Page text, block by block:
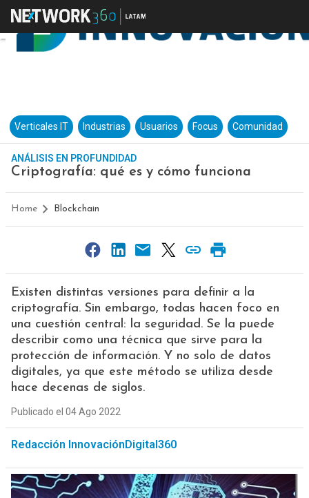
Verticales IT Industrias Usuarios Focus Comunidad
ANÁLISIS EN PROFUNDIDAD
Criptografía: qué es y cómo funciona
Home Blockchain
Existen distintas versiones para definir a la
criptografía. Sin embargo, todas hacen foco en
una cuestión central: la seguridad. Se la puede
describir como una técnica que sirve para la
protección de información. Y no solo de datos
digitales, ya que este método se utiliza desde
hace decenas de siglos.
Publicado el 04 Ago 2022
Redacción InnovaciónDigital360